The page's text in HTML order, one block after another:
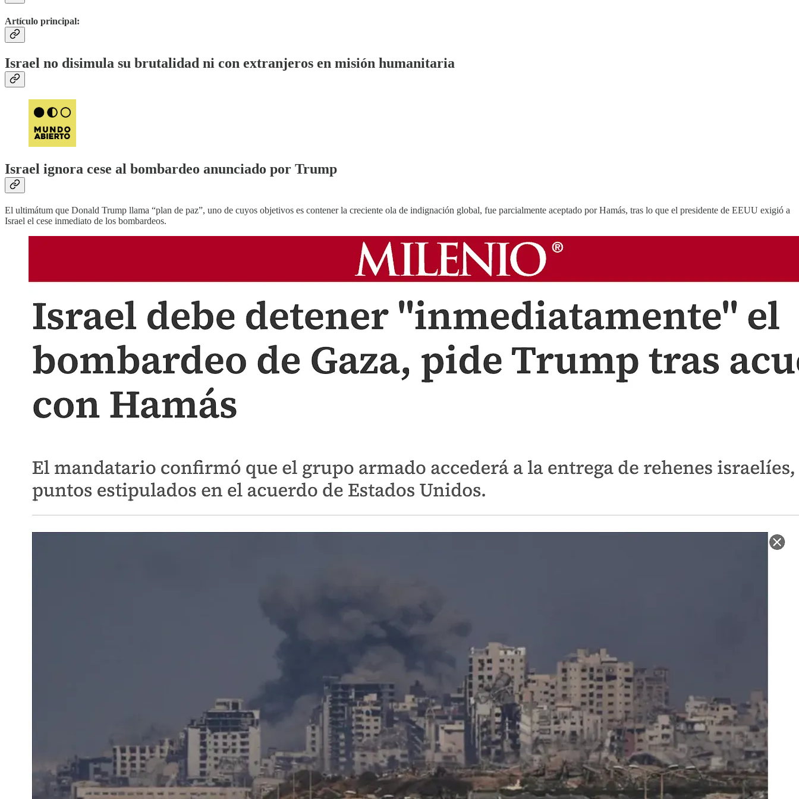
Artículo principal:
Israel no disimula su brutalidad ni con extranjeros en misión humanitaria
Israel ignora cese al bombardeo anunciado por Trump
El ultimátum que Donald Trump llama “plan de paz”, uno de cuyos objetivos es contener la creciente ola de indignación global, fue parcialmente aceptado por Hamás, tras lo que el presidente de EEUU exigió a
Israel el cese inmediato de los bombardeos.